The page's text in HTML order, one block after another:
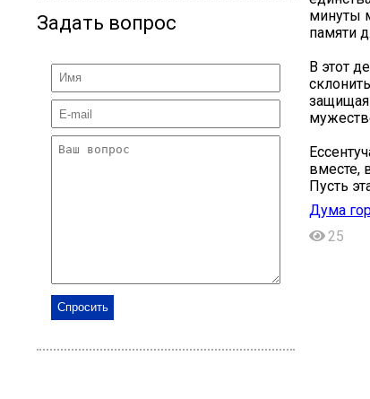
Задать вопрос
минуты
памяти
В этот
вместе,
Пусть
Дума
25